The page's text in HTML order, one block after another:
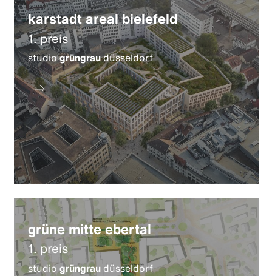
karstadt areal bielefeld
1. preis
studiogrüngraudüsseldorf
grüne mitte ebertal
1. preis
studiogrüngrau düsseldorf